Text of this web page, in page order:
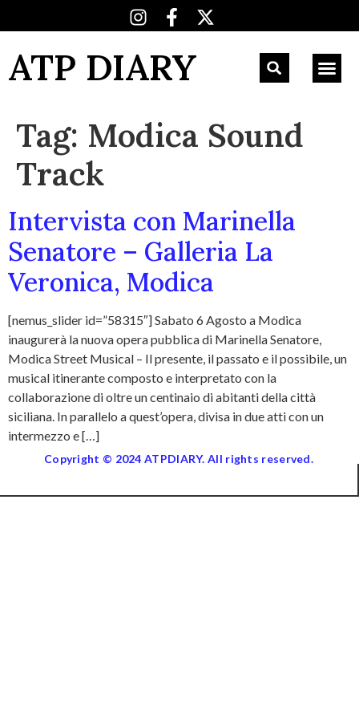
ATP DIARY
Tag: Modica Sound
Track
Intervista con Marinella
Senatore – Galleria La
Veronica, Modica
[nemus_slider id=”58315″] Sabato 6 Agosto a Modica
inaugurerà la nuova opera pubblica di Marinella Senatore,
Modica Street Musical – Il presente, il passato e il possibile, un
musical itinerante composto e interpretato con la
collaborazione di oltre un centinaio di abitanti della città
siciliana. In parallelo a quest’opera, divisa in due atti con un
intermezzo e […]
Copyright © 2024 ATPDIARY. All rights reserved.